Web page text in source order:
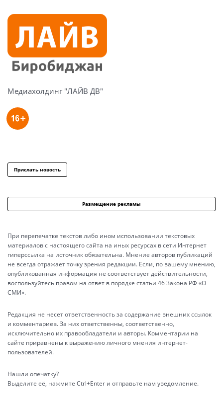
Медиахолдинг "ЛАЙВ ДВ"
Прислать новость
Размещение рекламы
При перепечатке текстов либо ином использовании текстовых
материалов с настоящего сайта на иных ресурсах в сети Интернет
гиперссылка на источник обязательна. Мнение авторов публикаций
не всегда отражает точку зрения редакции. Если, по вашему мнению,
опубликованная информация не соответствует действительности,
воспользуйтесь правом на ответ в порядке статьи 46 Закона РФ «О
СМИ».
Редакция не несет ответственность за содержание внешних ссылок
и комментариев. За них ответственны, соответственно,
исключительно их правообладатели и авторы. Комментарии на
сайте приравнены к выражению личного мнения интернет-
пользователей.
Нашли опечатку?
Выделите её, нажмите Ctrl+Enter и отправьте нам уведомление.